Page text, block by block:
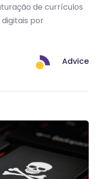
de currículos
por
Advice